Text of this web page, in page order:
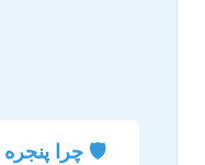
🛡️ چرا پنجره